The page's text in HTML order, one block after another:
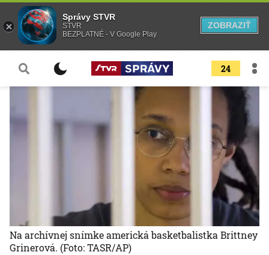
24
Na archívnej snímke americká basketbalistka Brittney
Grinerová. (Foto: TASR/AP)
Správy STVR
STVR
BEZPLATNÉ - V Google Play
ZOBRAZIŤ